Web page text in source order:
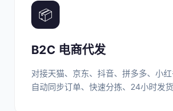
📦
B2C 电商代发
对接天猫、京东、抖音、拼多多、小红
自动同步订单、快速分拣、24小时发货